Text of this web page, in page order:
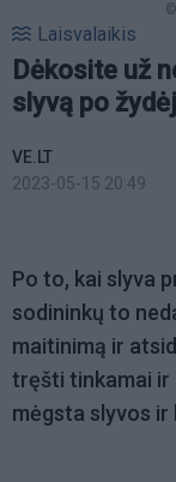
Laisvalaikis
Dėkosite už
slyvą po
VE.LT
2023-05-15 20:49
Po to, kai slyva
sodininkų to
maitinimą ir
tręšti tinkamai ir
mėgsta slyvos ir